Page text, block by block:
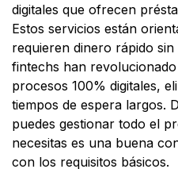
digitales que ofrecen
Estos servicios están
requieren dinero rápido
fintechs han
procesos 100% digitales,
tiempos de espera largos.
puedes gestionar todo el
necesitas es una buena
con los requisitos básicos.